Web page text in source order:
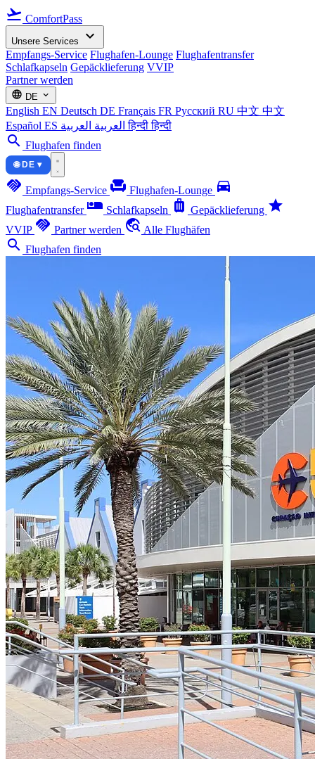
flight_takeoff ComfortPass
Unsere Services expand_more
Empfangs-Service Flughafen-Lounge Flughafentransfer
Schlafkapseln Gepäcklieferung VVIP
Partner werden
language DE expand_more
English EN Deutsch DE Français FR Русский RU 中文 中文
Español ES العربية العربية हिन्दीहिन्दी
search Flughafen finden
🌐 DE ▾
handshake Empfangs-Service chair Flughafen-Lounge directions_car
Flughafentransfer airline_seat_individual_suite Schlafkapseln luggage Gepäcklieferung star
VVIP handshake Partner werden travel_explore Alle Flughäfen
search Flughafen finden